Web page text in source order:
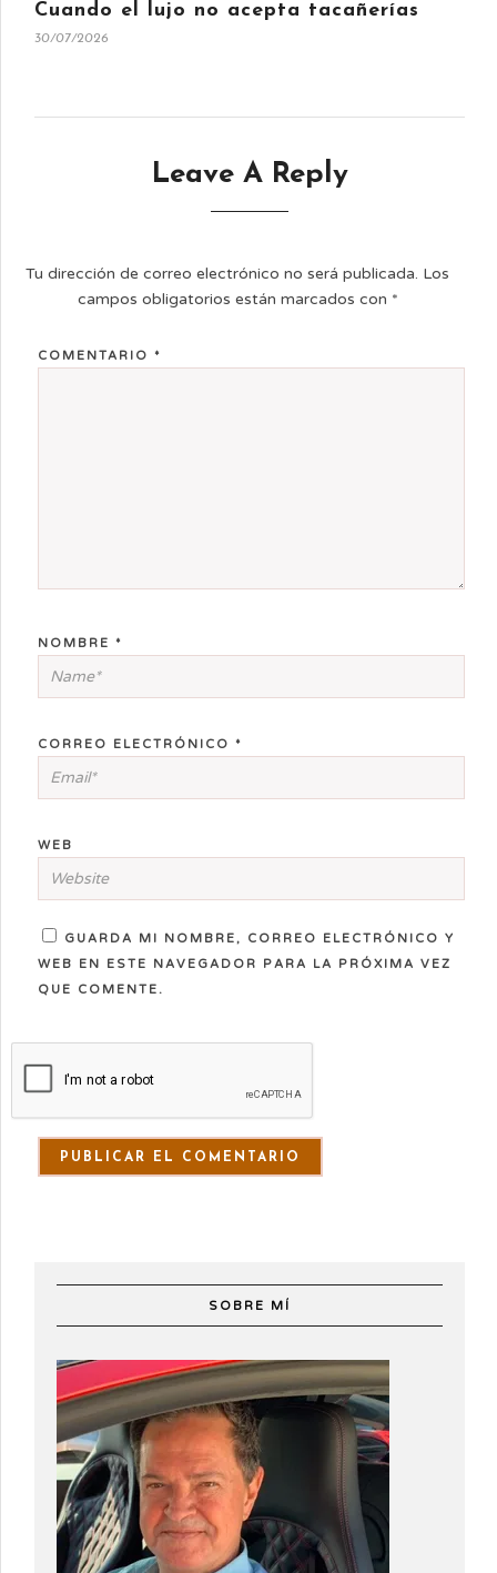
Cuando el lujo no acepta tacañerías
30/07/2026
Leave A Reply
Tu dirección de correo electrónico no será publicada. Los
campos obligatorios están marcados con *
COMENTARIO *
NOMBRE *
CORREO ELECTRÓNICO *
WEB
GUARDA MI NOMBRE, CORREO ELECTRÓNICO Y
WEB EN ESTE NAVEGADOR PARA LA PRÓXIMA VEZ
QUE COMENTE.
SOBRE MÍ